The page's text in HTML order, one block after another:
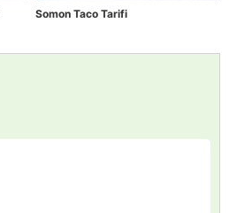
Somon Taco Tarifi